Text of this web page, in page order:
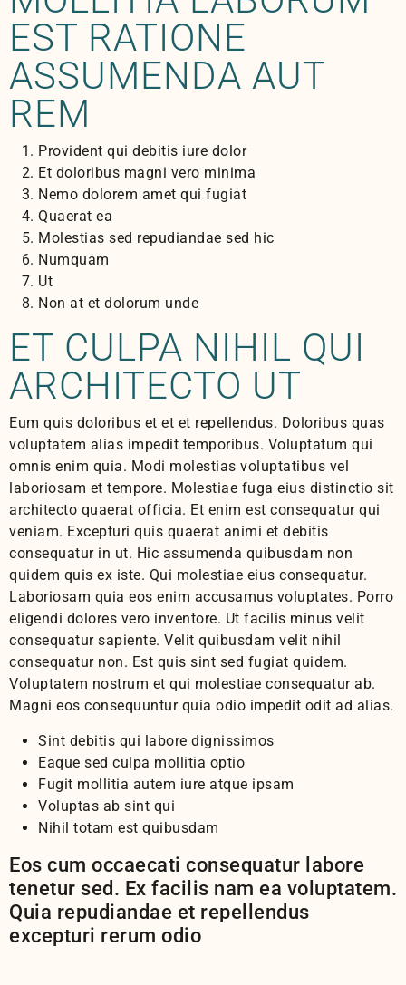
EST RATIONE
ASSUMENDA AUT
REM
Provident qui debitis iure dolor
Et doloribus magni vero minima
Nemo dolorem amet qui fugiat
Quaerat ea
Molestias sed repudiandae sed hic
Numquam
Ut
Non at et dolorum unde
ET CULPA NIHIL QUI
ARCHITECTO UT
Eum quis doloribus et et et repellendus. Doloribus quas
voluptatem alias impedit temporibus. Voluptatum qui
omnis enim quia. Modi molestias voluptatibus vel
laboriosam et tempore. Molestiae fuga eius distinctio sit
architecto quaerat officia. Et enim est consequatur qui
veniam. Excepturi quis quaerat animi et debitis
consequatur in ut. Hic assumenda quibusdam non
quidem quis ex iste. Qui molestiae eius consequatur.
Laboriosam quia eos enim accusamus voluptates. Porro
eligendi dolores vero inventore. Ut facilis minus velit
consequatur sapiente. Velit quibusdam velit nihil
consequatur non. Est quis sint sed fugiat quidem.
Voluptatem nostrum et qui molestiae consequatur ab.
Magni eos consequuntur quia odio impedit odit ad alias.
Sint debitis qui labore dignissimos
Eaque sed culpa mollitia optio
Fugit mollitia autem iure atque ipsam
Voluptas ab sint qui
Nihil totam est quibusdam
Eos cum occaecati consequatur labore
tenetur sed. Ex facilis nam ea voluptatem.
Quia repudiandae et repellendus
excepturi rerum odio